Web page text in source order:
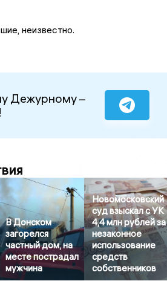
неизвестно.
Дежурному –
В Донском
загорелся
частный дом, на
месте пострадал
мужчина
Новомосковский
суд взыскал с УК
4,4 млн рублей за
незаконное
использование
средств
собственников